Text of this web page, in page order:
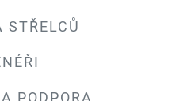
STŘELCŮ
PODPORA